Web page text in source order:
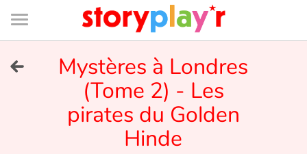
Connexion
Bibliothèque
de
page
Tester gratuitement
Mystères à Londres
(Tome 2) - Les
pirates du Golden
Hinde